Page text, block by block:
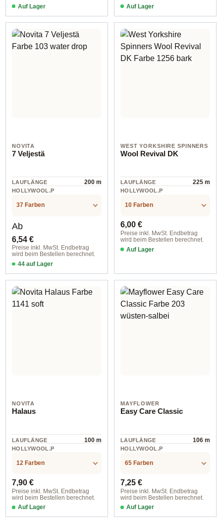
Auf Lager
Auf Lager
NOVITA
7 Veljestä
LAUFLÄNGE 200 m
HOLLYWOOL.P
.LABEL.MATERI
37 Farben
Regulärer Preis:
Ab
6,54 €
Preise inkl. MwSt. Endbetrag
wird beim Bestellen berechnet.
44 auf Lager
10 off white
WEST YORKSHIRE SPINNERS
Wool Revival DK
LAUFLÄNGE 225 m
HOLLYWOOL.P
.LABEL.MATERI
10 Farben
Regulärer Preis:
6,00 €
Preise inkl. MwSt. Endbetrag
wird beim Bestellen berechnet.
Auf Lager
NOVITA
Halaus
LAUFLÄNGE 100 m
HOLLYWOOL.P
.LABEL.MATERI
12 Farben
Regulärer Preis:
7,90 €
Preise inkl. MwSt. Endbetrag
wird beim Bestellen berechnet.
Auf Lager
131 air
MAYFLOWER
Easy Care Classic
LAUFLÄNGE 106 m
HOLLYWOOL.P
.LABEL.MATERI
65 Farben
Regulärer Preis:
7,25 €
Preise inkl. MwSt. Endbetrag
wird beim Bestellen berechnet.
Auf Lager
Farbe 227 rot